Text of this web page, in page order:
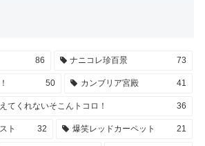
86 ナニコレ珍百景 73
50 カンブリア宮殿 41
てくれないそこんトコロ！ 36
ト 32 爆笑レッドカーペット 21